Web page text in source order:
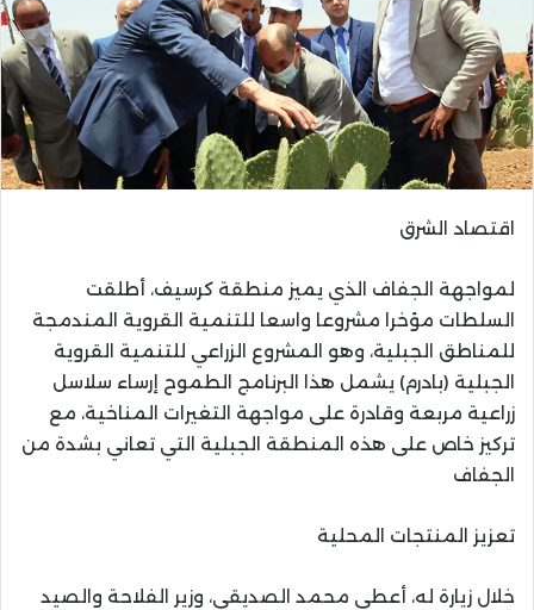
اقتصاد الشرق
لمواجهة الجفاف الذي يميز منطقة كرسيف، أطلقت
السلطات مؤخرا مشروعا واسعا للتنمية القروية المندمجة
للمناطق الجبلية، وهو المشروع الزراعي للتنمية القروية
الجبلية (بادرم) يشمل هذا البرنامج الطموح إرساء سلاسل
زراعية مربعة وقادرة على مواجهة التغيرات المناخية، مع
تركيز خاص على هذه المنطقة الجبلية التي تعاني بشدة من
الجفاف
تعزيز المنتجات المحلية
خلال زيارة له، أعطى محمد الصديقي، وزير الفلاحة والصيد